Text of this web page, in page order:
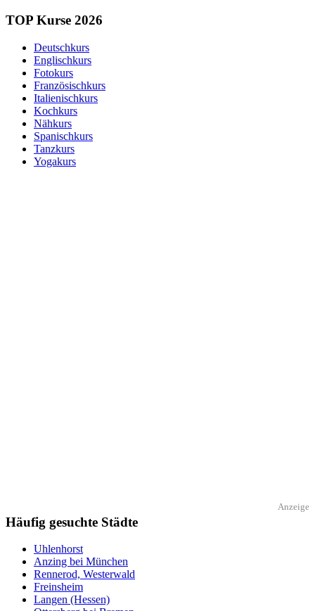
TOP Kurse 2026
Deutschkurs
Englischkurs
Fotokurs
Französischkurs
Italienischkurs
Kochkurs
Nähkurs
Spanischkurs
Tanzkurs
Yogakurs
Anzeige
Häufig gesuchte Städte
Uhlenhorst
Anzing bei München
Rennerod, Westerwald
Freinsheim
Langen (Hessen)